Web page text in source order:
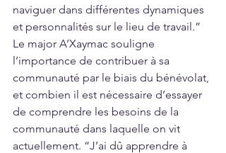
naviguer dans différentes dynamiques
et personnalités sur le lieu de travail.”
Le major A’Xaymac souligne
l’importance de contribuer à sa
communauté par le biais du bénévolat,
et combien il est nécessaire d’essayer
de comprendre les besoins de la
communauté dans laquelle on vit
actuellement. “J’ai dû apprendre à